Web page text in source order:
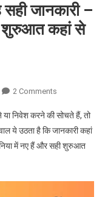
जानकारी –
शुरुआत कहां से
2 CommentsOn
सीखने
के
लिए
निवेश करने की सोचते हैं, तो
ये उठता है कि जानकारी कहां
में नए हैं और सही शुरुआत